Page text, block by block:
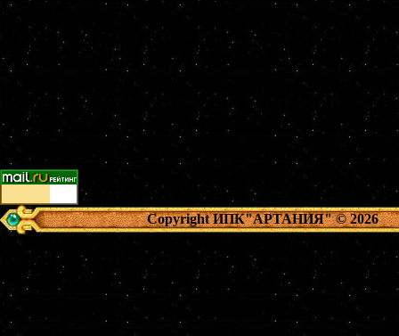
Copyright ИПК"АРТАНИЯ"© 2026